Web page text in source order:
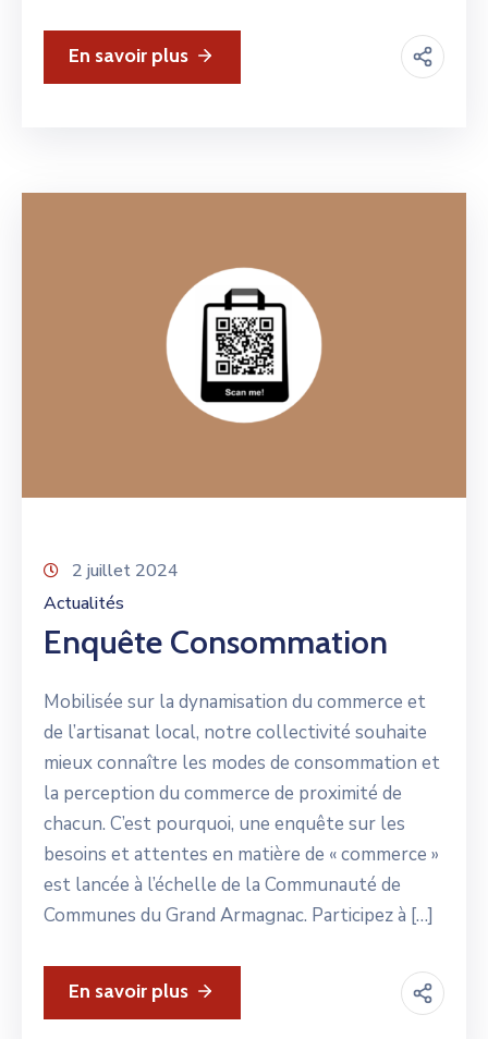
En savoir plus
2 juillet 2024
Actualités
Enquête Consommation
Mobilisée sur la dynamisation du commerce et
de l’artisanat local, notre collectivité souhaite
mieux connaître les modes de consommation et
la perception du commerce de proximité de
chacun. C’est pourquoi, une enquête sur les
besoins et attentes en matière de « commerce »
est lancée à l’échelle de la Communauté de
Communes du Grand Armagnac. Participez à […]
En savoir plus